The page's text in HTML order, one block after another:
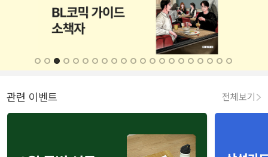
관련 이벤트 전체보기